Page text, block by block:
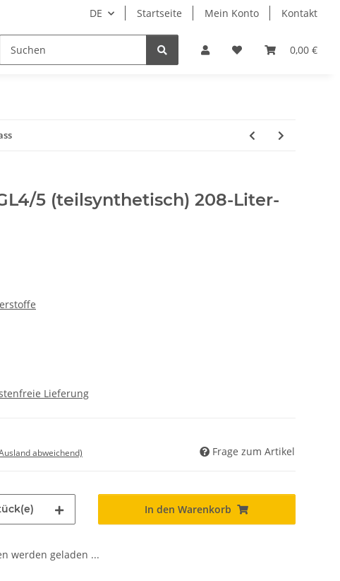
DE Startseite Mein Konto Kontakt
0,00 €
Wellness Zubehör
5 (teilsynthetisch) 208-Liter-
Lieferung
abweichend) Frage zum Artikel
In den Warenkorb
werden geladen ...